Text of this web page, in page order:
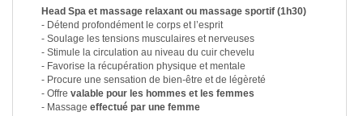
Head Spa et massage relaxant ou massage sportif (1h30)
- Détend profondément le corps et l’esprit
- Soulage les tensions musculaires et nerveuses
- Stimule la circulation au niveau du cuir chevelu
- Favorise la récupération physique et mentale
- Procure une sensation de bien-être et de légèreté
- Offre valable pour les hommes et les femmes
- Massage effectué par une femme